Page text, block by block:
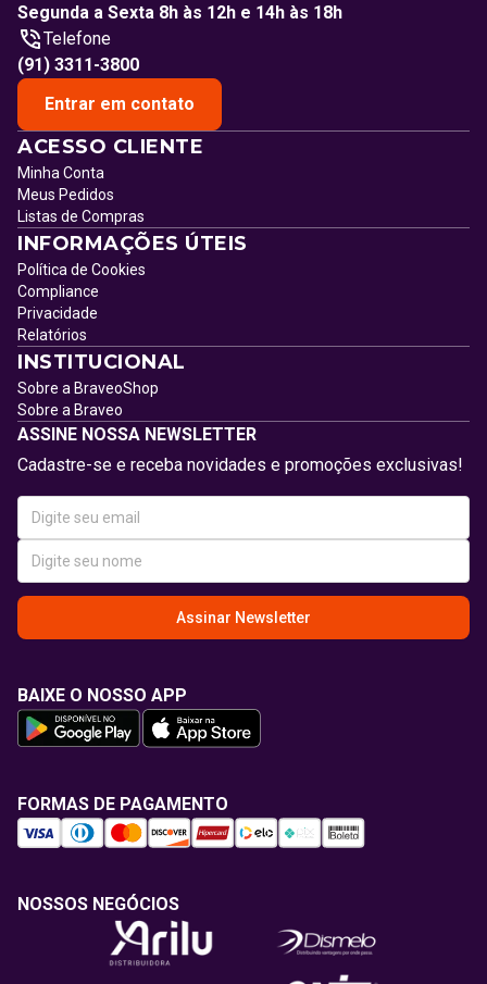
Segunda a Sexta 8h às 12h e 14h às 18h
Telefone
(91) 3311-3800
Entrar em contato
ACESSO CLIENTE
Minha Conta
Meus Pedidos
Listas de Compras
INFORMAÇÕES ÚTEIS
Política de Cookies
Compliance
Privacidade
Relatórios
INSTITUCIONAL
Sobre a BraveoShop
Sobre a Braveo
ASSINE NOSSA NEWSLETTER
Cadastre-se e receba novidades e promoções exclusivas!
Assinar Newsletter
BAIXE O NOSSO APP
FORMAS DE PAGAMENTO
NOSSOS NEGÓCIOS